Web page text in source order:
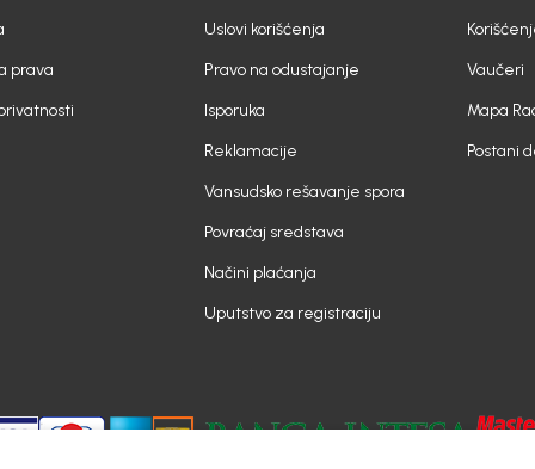
prava
Uslovi korišćenja
Pravo na odustajanje
Isporuka
Reklamacije
Vansudsko rešavanje spora
Povraćaj sredstava
Načini plaćanja
Uputstvo za registraciju
Vaučeri
Mapa
Postani